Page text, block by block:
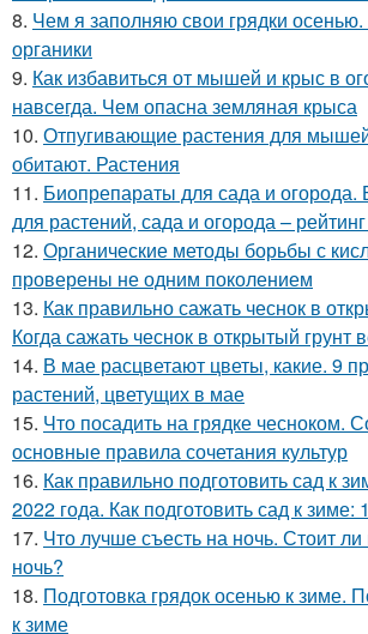
8. Чем я заполняю свои грядки
органики
9. Как избавиться от мышей и крыс в
навсегда. Чем опасна земляная крыса
10. Отпугивающие растения для
обитают. Растения
11. Биопрепараты для сада и огорода.
для растений, сада и огорода –
12. Органические методы борьбы с
проверены не одним поколением
13. Как правильно сажать чеснок в
Когда сажать чеснок в открытый грунт
14. В мае расцветают цветы, какие. 9
растений, цветущих в мае
15. Что посадить на грядке чесноком.
основные правила сочетания культур
16. Как правильно подготовить сад к
2022 года. Как подготовить сад к
17. Что лучше съесть на ночь. Стоит
ночь?
18. Подготовка грядок осенью к зиме.
к зиме